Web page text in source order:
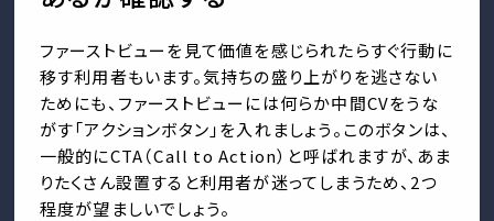
ファーストビューを見て価値を感じられたらすぐ行動に
移す利用者もいます。気持ちの盛り上がりを逃さない
ためにも、ファーストビューには何らか中間CVをうな
がす「アクションボタン」を入れましょう。このボタンは、
一般的にCTA（Call to Action）と呼ばれますが、あま
りたくさん設置すると利用者が迷ってしまうため、2つ
程度が望ましいでしょう。